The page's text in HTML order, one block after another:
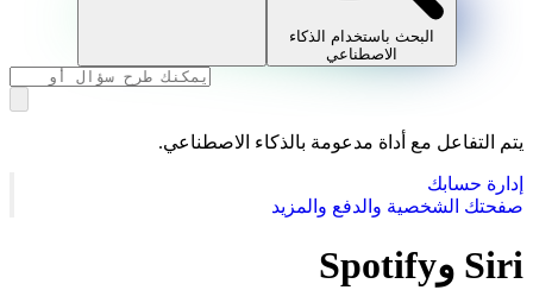
البحث باستخدام الذكاء
الاصطناعي
يتم التفاعل مع أداة مدعومة بالذكاء الاصطناعي.
إدارة حسابك
صفحتك الشخصية والدفع والمزيد
Siri وSpotify